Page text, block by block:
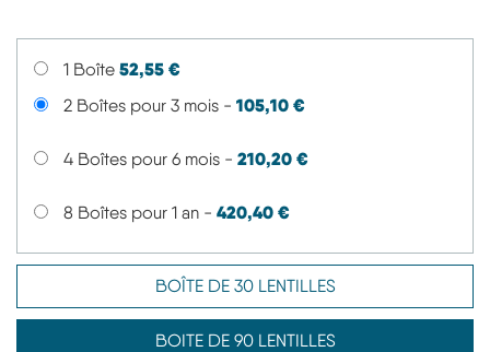
1 Boîte 52,55 €
2 Boîtes pour 3 mois - 105,10 €
4 Boîtes pour 6 mois - 210,20 €
8 Boîtes pour 1 an - 420,40 €
BOÎTE DE 30 LENTILLES
BOITE DE 90 LENTILLES